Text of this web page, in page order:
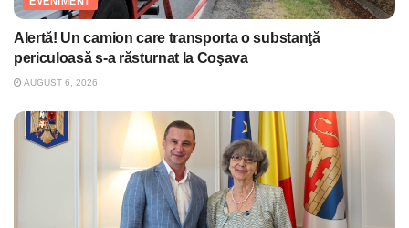
Alertă! Un camion care transporta o substanţă
periculoasă s-a răsturnat la Coşava
AUGUST 6, 2026